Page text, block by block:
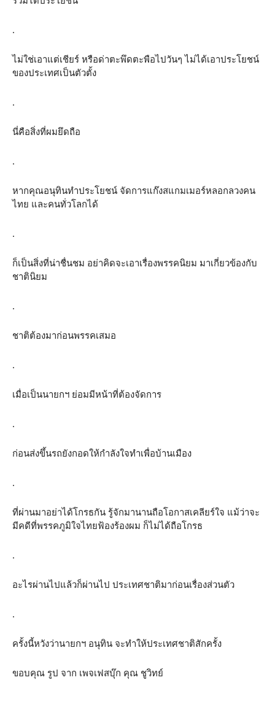
.
ไม่ใช่เอาแต่เชียร์ หรือด่าตะพึดตะพือไปวันๆ ไม่ได้เอาประโยชน์
ของประเทศเป็นตัวตั้ง
.
นี่คือสิ่งที่ผมยึดถือ
.
หากคุณอนุทินทำประโยชน์ จัดการแก๊งสแกมเมอร์หลอกลวงคน
ไทย และคนทั่วโลกได้
.
ก็เป็นสิ่งที่น่าชื่นชม อย่าคิดจะเอาเรื่องพรรคนิยม มาเกี่ยวข้องกับ
ชาตินิยม
.
ชาติต้องมาก่อนพรรคเสมอ
.
เมื่อเป็นนายกฯ ย่อมมีหน้าที่ต้องจัดการ
.
ก่อนส่งขึ้นรถยังกอดให้กำลังใจทำเพื่อบ้านเมือง
.
ที่ผ่านมาอย่าได้โกรธกัน รู้จักมานานถือโอกาสเคลียร์ใจ แม้ว่าจะ
มีคดีที่พรรคภูมิใจไทยฟ้องร้องผม ก็ไม่ได้ถือโกรธ
.
อะไรผ่านไปแล้วก็ผ่านไป ประเทศชาติมาก่อนเรื่องส่วนตัว
.
ครั้งนี้หวังว่านายกฯ อนุทิน จะทำให้ประเทศชาติสักครั้ง
ขอบคุณ รูป จาก เพจเฟสบุ๊ก คุณ ชูวิทย์